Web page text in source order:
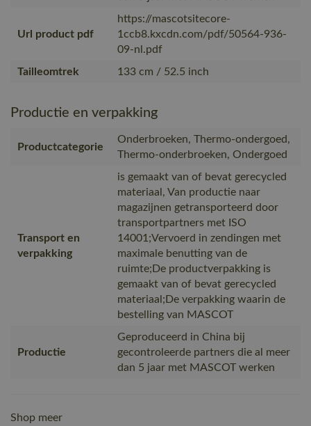
Url product pdf
https://mascotsitecore-
1ccb8.kxcdn.com/pdf/50564-936-
09-nl.pdf
Tailleomtrek
133 cm / 52.5 inch
Productie en verpakking
Productcategorie
Onderbroeken, Thermo-ondergoed,
Thermo-onderbroeken, Ondergoed
Transport en
verpakking
is gemaakt van of bevat gerecycled
materiaal, Van productie naar
magazijnen getransporteerd door
transportpartners met ISO
14001;Vervoerd in zendingen met
maximale benutting van de
ruimte;De productverpakking is
gemaakt van of bevat gerecycled
materiaal;De verpakking waarin de
bestelling van MASCOT
Productie
Geproduceerd in China bij
gecontroleerde partners die al meer
dan 5 jaar met MASCOT werken
Shop meer